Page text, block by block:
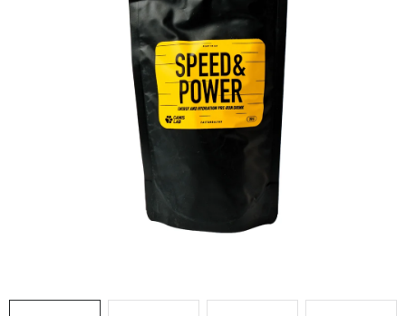
VÝMĚNA, VRÁCENÍ A REKLAMACE
Podmínky ochrany osobních údajů